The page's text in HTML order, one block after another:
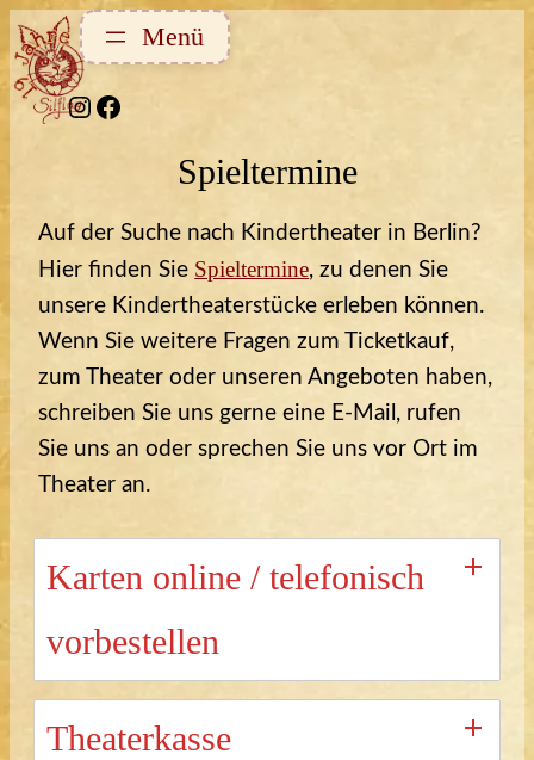
Zum
Inhalt
springen
Instagram Facebook
Spieltermine
Auf der Suche nach Kindertheater in Berlin?
Hier finden Sie Spieltermine, zu denen Sie
unsere Kindertheaterstücke erleben können.
Wenn Sie weitere Fragen zum Ticketkauf,
zum Theater oder unseren Angeboten haben,
schreiben Sie uns gerne eine E-Mail, rufen
Sie uns an oder sprechen Sie uns vor Ort im
Theater an.
Karten online / telefonisch
vorbestellen
Theaterkasse